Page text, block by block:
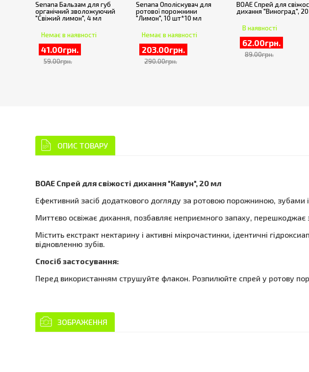
Senana Бальзам для губ
органічний зволожуючий
"Свіжий лимон", 4 мл
Немає в наявності
41.00грн.
59.00грн.
Senana Ополіскувач для
ротової порожнини
"Лимон", 10 шт*10 мл
Немає в наявності
203.00грн.
290.00грн.
BOAE Спрей для
дихання "Виноград",
В наявності
62.00грн.
89.00грн.
ОПИС ТОВАРУ
BOAE Спрей для свіжості дихання "Кавун", 20 мл
Ефективний засіб додаткового догляду за ротовою порожниною, зубами
Миттєво освіжає дихання, позбавляє неприємного запаху, перешкоджає
Містить екстракт нектарину і активні мікрочастинки, ідентичні
відновленню зубів.
Спосіб застосування:
Перед використанням струшуйте флакон. Розпилюйте спрей у ротову
ЗОБРАЖЕННЯ